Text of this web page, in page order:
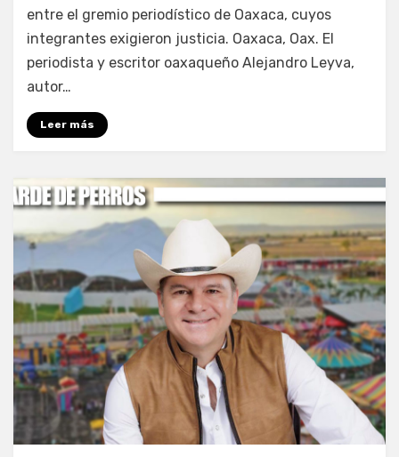
entre el gremio periodístico de Oaxaca, cuyos
integrantes exigieron justicia. Oaxaca, Oax. El
periodista y escritor oaxaqueño Alejandro Leyva,
autor…
Leer más